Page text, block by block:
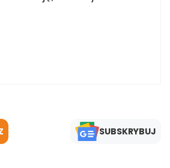
SUBSKRYBUJ